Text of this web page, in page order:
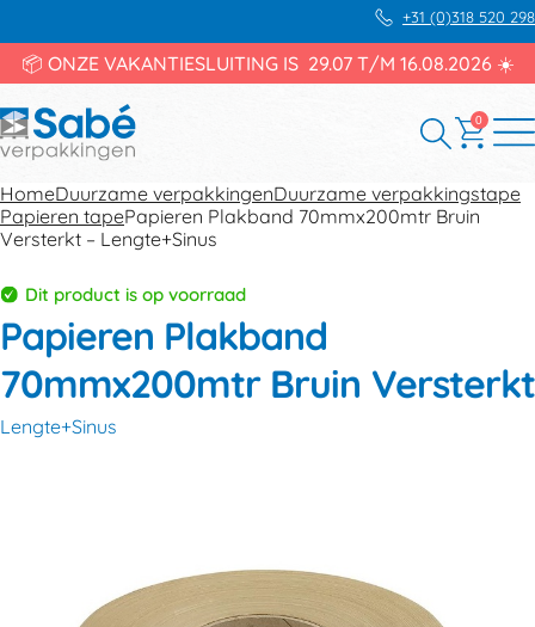
+31 (0)318 520 298
📦 ONZE VAKANTIESLUITING IS 29.07 T/M 16.08.2026 ☀️
0
HomeDuurzame verpakkingenDuurzame verpakkingstape
Papieren tapePapieren Plakband 70mmx200mtr Bruin
Versterkt – Lengte+Sinus
Dit product is op voorraad
Papieren Plakband
70mmx200mtr Bruin Versterkt
Lengte+Sinus